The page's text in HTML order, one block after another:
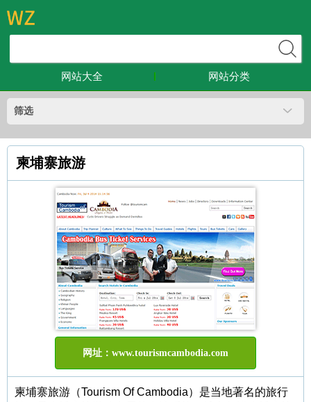
网站大全 网站分类
筛选
柬埔寨旅游
网址：www.tourismcambodia.com
柬埔寨旅游（Tourism Of Cambodia）是当地著名的旅行